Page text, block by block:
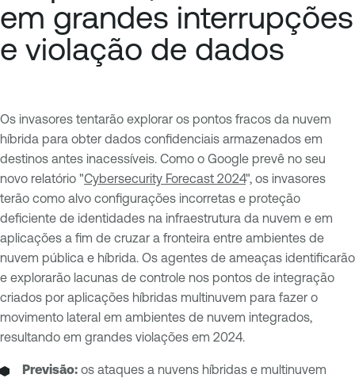
em grandes interrupções
e violação de dados
Os invasores tentarão explorar os pontos fracos da nuvem
híbrida para obter dados confidenciais armazenados em
destinos antes inacessíveis. Como o Google prevê no seu
novo relatório "Cybersecurity Forecast 2024", os invasores
terão como alvo configurações incorretas e proteção
deficiente de identidades na infraestrutura da nuvem e em
aplicações a fim de cruzar a fronteira entre ambientes de
nuvem pública e híbrida. Os agentes de ameaças identificarão
e explorarão lacunas de controle nos pontos de integração
criados por aplicações híbridas multinuvem para fazer o
movimento lateral em ambientes de nuvem integrados,
resultando em grandes violações em 2024.
Previsão: os ataques a nuvens híbridas e multinuvem